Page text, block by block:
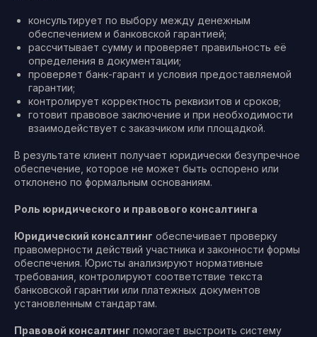
консультирует по выбору между денежным
обеспечением и банковской гарантией;
рассчитывает сумму и проверяет правильность её
определения в документации;
проверяет банк-гарант и условия предоставляемой
гарантии;
контролирует корректность реквизитов и сроков;
готовит правовое заключение и при необходимости
взаимодействует с заказчиком или площадкой.
В результате клиент получает юридически безупречное
обеспечение, которое не может быть оспорено или
отклонено по формальным основаниям.
Роль юридического и правового консалтинга
Юридический консалтинг обеспечивает проверку
правомерности действий участника и законности формы
обеспечения. Юристы анализируют нормативные
требования, контролируют соответствие текста
банковской гарантии или платежных документов
установленным стандартам.
Правовой консалтинг помогает выстроить систему